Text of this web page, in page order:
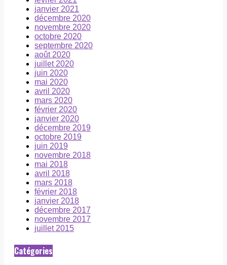
janvier 2021
décembre 2020
novembre 2020
octobre 2020
septembre 2020
août 2020
juillet 2020
juin 2020
mai 2020
avril 2020
mars 2020
février 2020
janvier 2020
décembre 2019
octobre 2019
juin 2019
novembre 2018
mai 2018
avril 2018
mars 2018
février 2018
janvier 2018
décembre 2017
novembre 2017
juillet 2015
Catégories